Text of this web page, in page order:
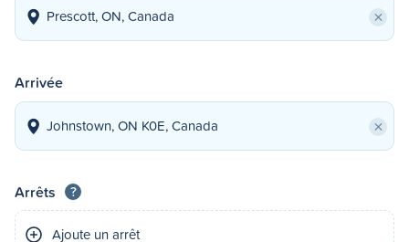
×
Arrivée
×
Arrêts ?
Ajoute un arrêt